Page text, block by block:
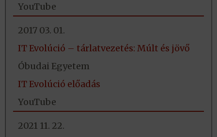
YouTube
2017 03. 01.
IT Evolúció – tárlatvezetés: Múlt és jövő
Óbudai Egyetem
IT Evolúció előadás
YouTube
2021 11. 22.